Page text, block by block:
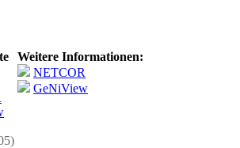
Weitere Informationen:
NETCOR
GeNiView